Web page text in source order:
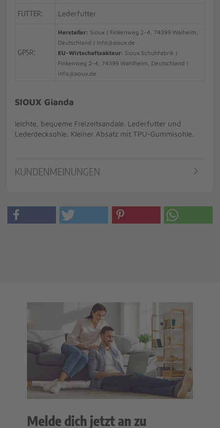
FUTTER: Lederfutter
GPSR:
Hersteller: Sioux | Finkenweg 2-4, 74399 Walheim,
Deutschland | info@sioux.de
EU-Wirtschaftsakteur: Sioux Schuhfabrik |
Finkenweg 2-4, 74399 Wahlheim, Deutschland |
info@sioux.de
SIOUX Gianda
leichte, bequeme Freizeitsandale. Lederfutter und
Lederdecksohle. Kleiner Absatz mit TPU-Gummisohle.
KUNDENMEINUNGEN
Melde dich jetzt an zu